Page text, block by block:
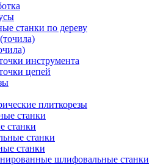
станки по дереву
инструмента
цепей
плиткорезы
станки
станки
шлифовальные станки